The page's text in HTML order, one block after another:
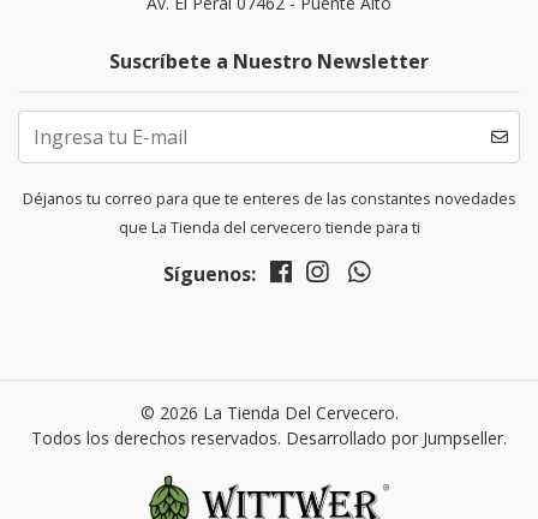
Suscríbete a Nuestro Newsletter
Déjanos tu correo para que te enteres de las constantes novedades
que La Tienda del cervecero tiende para ti
Síguenos:
© 2026 La Tienda Del Cervecero.
Todos los derechos reservados. Desarrollado por Jumpseller.